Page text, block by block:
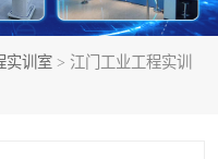
实训室 > 江门工业工程实训
思政
能制造